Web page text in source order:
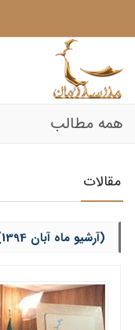
همه مطالب
مقالات
(آرشیو ماه آبان 1394)